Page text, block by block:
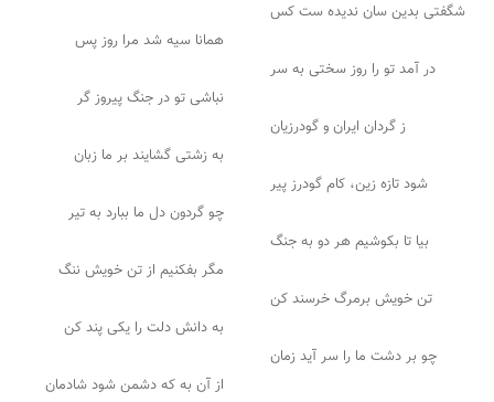
شگفتی بدین سان ندیده ست کس
همانا سیه شد مرا روز پس
در آمد تو را روز سختی به سر
نباشی تو در جنگ پیروز گر
ز گردان ایران و گودرزیان
به زشتی گشایند بر ما زبان
شود تازه زین، کام گودرز پیر
چو گردون دل ما ببارد به تیر
بیا تا بکوشیم هر دو به جنگ
مگر بفکنیم از تن خویش ننگ
تن خویش برمرگ خرسند کن
به دانش دلت را یکی پند کن
چو بر دشت ما را سر آید زمان
از آن به که دشمن شود شادمان